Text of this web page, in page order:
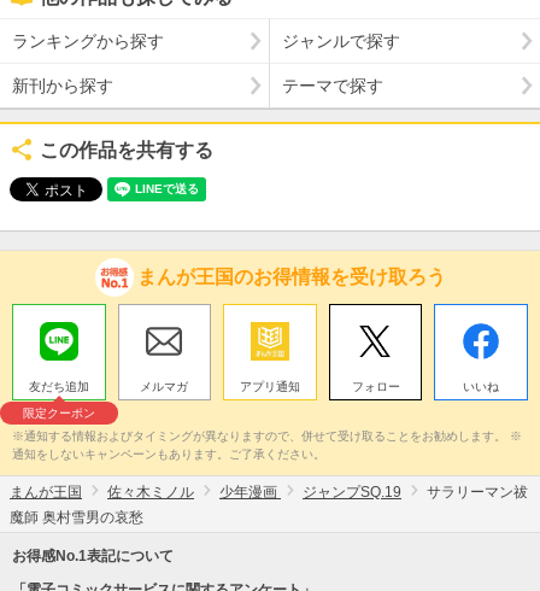
ランキングから探す ジャンルで探す
新刊から探す テーマで探す
この作品を共有する
まんが王国のお得情報を受け取ろう
友だち追加
限定クーポン
メルマガ アプリ通知 フォロー いいね
※通知する情報およびタイミングが異なりますので、併せて受け取ることをお勧めします。 ※
通知をしないキャンペーンもあります。ご了承ください。
まんが王国 佐々木ミノル 少年漫画 ジャンプSQ.19
サラリーマン祓
魔師 奥村雪男の哀愁
お得感No.1表記について